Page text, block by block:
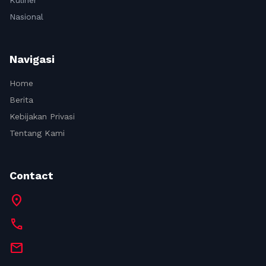
Nasional
Navigasi
Home
Berita
Kebijakan Privasi
Tentang Kami
Contact
location_on
call
mail